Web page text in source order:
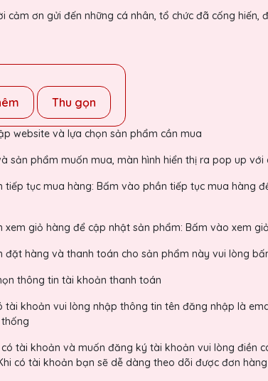
cảm ơn gửi đến những cá nhân, tổ chức đã cống
Thu gọn
website và lựa chọn sản phẩm cần mua
sản phẩm muốn mua, màn hình hiển thị ra pop up với
tiếp tục mua hàng: Bấm vào phần tiếp tục mua hàng
xem giỏ hàng để cập nhật sản phẩm: Bấm vào xem
đặt hàng và thanh toán cho sản phẩm này vui lòng
thông tin tài khoản thanh toán
tài khoản vui lòng nhập thông tin tên đăng nhập là
tài khoản và muốn đăng ký tài khoản vui lòng điền
có tài khoản bạn sẽ dễ dàng theo dõi được đơn